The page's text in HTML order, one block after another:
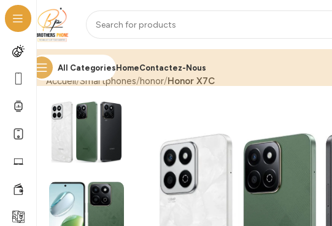
All CategoriesHomeContactez-Nous
Accueil Smartphones honor Honor X7C